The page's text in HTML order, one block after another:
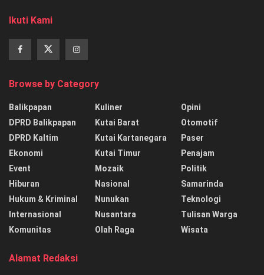
Ikuti Kami
Browse by Category
Balikpapan
DPRD Balikpapan
DPRD Kaltim
Ekonomi
Event
Hiburan
Hukum & Kriminal
Internasional
Komunitas
Kuliner
Kutai Barat
Kutai Kartanegara
Kutai Timur
Mozaik
Nasional
Nunukan
Nusantara
Olah Raga
Opini
Otomotif
Paser
Penajam
Politik
Samarinda
Teknologi
Tulisan Warga
Wisata
Alamat Redaksi